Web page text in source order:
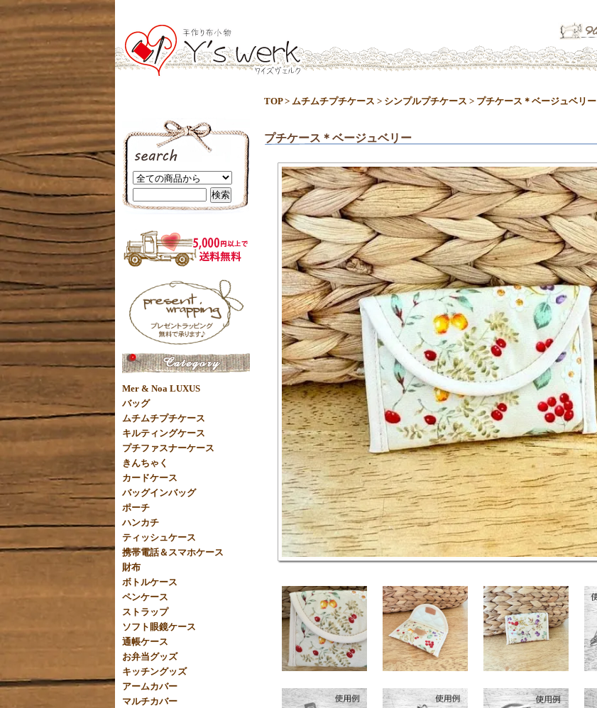
TOP> ムチムチプチケース > シンプルプチケース > プチケース＊ベージュベリー
プチケース＊ベージュベリー
Mer & Noa LUXUS
バッグ
ムチムチプチケース
キルティングケース
プチファスナーケース
きんちゃく
カードケース
バッグインバッグ
ポーチ
ハンカチ
ティッシュケース
携帯電話＆スマホケース
財布
ボトルケース
ペンケース
ストラップ
ソフト眼鏡ケース
通帳ケース
お弁当グッズ
キッチングッズ
アームカバー
マルチカバー